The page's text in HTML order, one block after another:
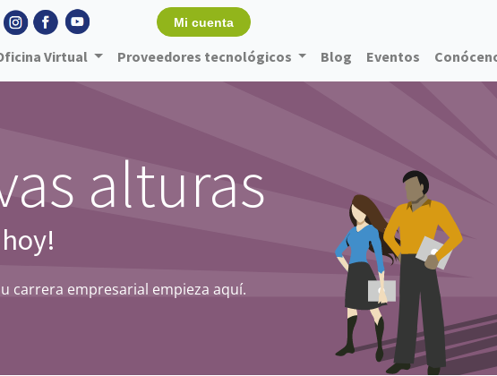
Mi cuenta
Virtual Proveedores tecnológicos Blog Eventos
alturas
carrera empresarial empieza aquí.